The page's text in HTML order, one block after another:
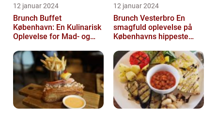
12 januar 2024
Brunch Buffet
København: En Kulinarisk
Oplevelse for Mad- og
12 januar 2024
Brunch Vesterbro En
smagfuld oplevelse på
Københavns hippeste